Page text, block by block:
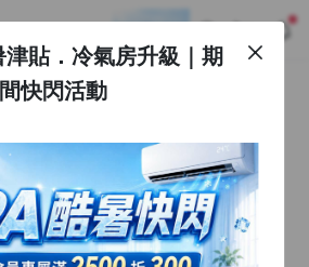
註冊領取 上千元優惠券！
公告
貼．冷氣房升級｜期間快閃活動
單筆滿 NT$2,500 現折 NT$300、再贈最高
酷暑來襲．偷偷在冷氣房升級 📈⭐️ 【冷氣房
◾單筆滿 NT$2,500 現折 NT$300◾活動期間：
只有一週）-📣 酷暑季好康 \ 再加碼 /→ 點數回饋
一課程 or 訂閱✅ 消費即享回饋 1% 點數✅ 滿
數🎁 此為 PPA 官方帳號 Line@ 專屬活動，加
渠道專屬活動」及「個人化推播」！
查看全部
沒有描述
1.0x
返回播放器
貼．冷氣房升級｜期
間快閃活動